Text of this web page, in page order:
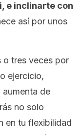
e inclinarte con
así por unos
o tres veces por
ejercicio,
de
no solo
en tu flexibilidad